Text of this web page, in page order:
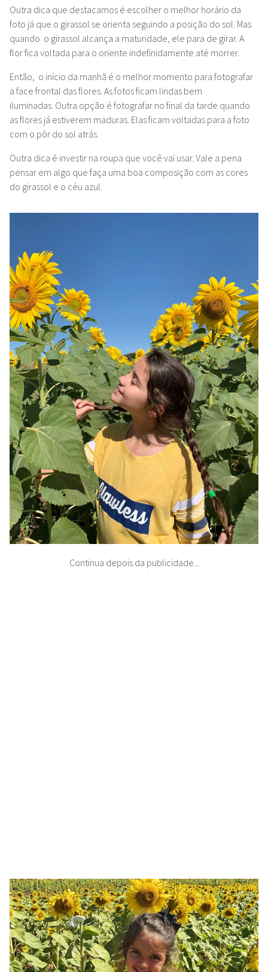
Outra dica que destacamos é escolher o melhor horário da
foto já que o girassol se orienta seguindo a posição do sol. Mas
quando o girassol alcança a maturidade, ele para de girar. A
flor fica voltada para o oriente indefinidamente até morrer.
Então, o início da manhã é o melhor momento para fotografar
a face frontal das flores. As fotos ficam lindas bem
iluminadas. Outra opção é fotografar no final da tarde quando
as flores já estiverem maduras. Elas ficam voltadas para a foto
com o pôr do sol atrás.
Outra dica é investir na roupa que você vai usar. Vale a pena
pensar em algo que faça uma boa composição com as cores
do girassol e o céu azul.
Continua depois da publicidade...